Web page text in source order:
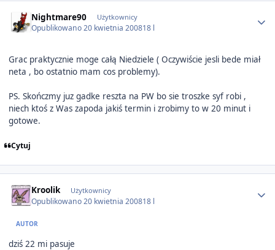
Nightmare90 Użytkownicy
Opublikowano20 kwietnia 200818 l
Grac praktycznie moge całą Niedziele ( Oczywiście jesli bede miał
neta , bo ostatnio mam cos problemy).
PS. Skończmy juz gadke reszta na PW bo sie troszke syf robi ,
niech ktoś z Was zapoda jakiś termin i zrobimy to w 20 minut i
gotowe.
Cytuj
Kroolik Użytkownicy
Opublikowano20 kwietnia 200818 l
AUTOR
dziś 22 mi pasuje